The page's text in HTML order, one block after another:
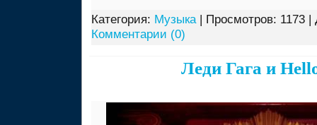
Категория: Музыка| Просмотров: 1173 |
Комментарии (0)
Леди Гага и